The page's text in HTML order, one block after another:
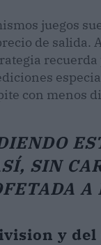
juegos
de salida.
con menos
SIN
y